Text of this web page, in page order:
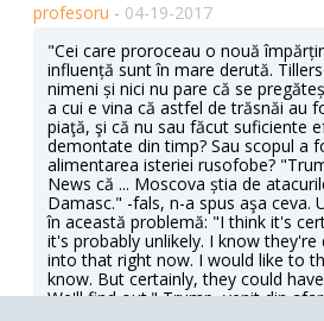
profesoru - 04-19-2017
"Cei care proroceau o nouă
influență sunt în mare derută.
nimeni și nici nu pare că se
a cui e vina că astfel de trăsnăi au
piaţă, şi că nu sau făcut suficiente
demontate din timp? Sau scopul a
alimentarea isteriei rusofobe?
News că ... Mos­cova știa de
Damasc." -fals, n-a spus aşa ceva.
în această problemă: "I think it's
it's probably unlikely. I know
into that right now. I would like to
know. But certainly, they could
We'll find out." Trump, venit din